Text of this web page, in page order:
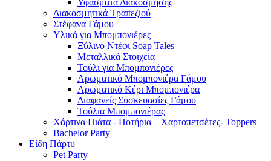
Διακοσμητικά Τραπεζιού
Στέφανα Γάμου
Υλικά για Μπομπονιέρες
Ξύλινο Ντέφι Soap Tales
Μεταλλικά Στοιχεία
Τούλι για Μπομπονιέρες
Αρωματικό Μπομπονιέρα Γάμου
Αρωματικό Κέρι Μπομπονιέρα
Διαφανείς Συσκευασίες Γάμου
Τούλια Μπομπονιέρας
Χάρτινα Πιάτα - Ποτήρια – Χαρτοπετσέτες- Toppers
Bachelor Party
Είδη Πάρτυ
Pet Party